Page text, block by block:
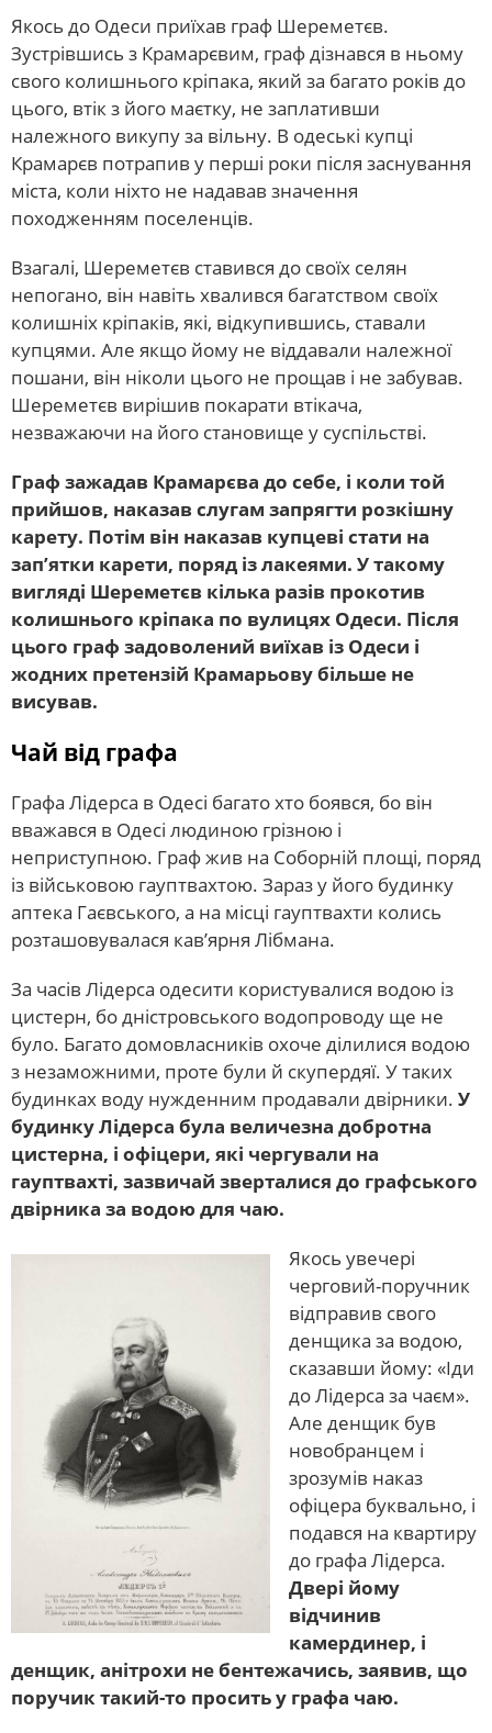
Якось до Одеси приїхав граф Шереметєв.
Зустрівшись з Крамарєвим, граф дізнався в ньому
свого колишнього кріпака, який за багато років до
цього, втік з його маєтку, не заплативши
належного викупу за вільну. В одеські купці
Крамарєв потрапив у перші роки після заснування
міста, коли ніхто не надавав значення
походженням поселенців.
Взагалі, Шереметєв ставився до своїх селян
непогано, він навіть хвалився багатством своїх
колишніх кріпаків, які, відкупившись, ставали
купцями. Але якщо йому не віддавали належної
пошани, він ніколи цього не прощав і не забував.
Шереметєв вирішив покарати втікача,
незважаючи на його становище у суспільстві.
Граф зажадав Крамарєва до себе, і коли той
прийшов, наказав слугам запрягти розкішну
карету. Потім він наказав купцеві стати на
зап’ятки карети, поряд із лакеями. У такому
вигляді Шереметєв кілька разів прокотив
колишнього кріпака по вулицях Одеси. Після
цього граф задоволений виїхав із Одеси і
жодних претензій Крамарьову більше не
висував.
Чай від графа
Графа Лідерса в Одесі багато хто боявся, бо він
вважався в Одесі людиною грізною і
неприступною. Граф жив на Соборній площі, поряд
із військовою гауптвахтою. Зараз у його будинку
аптека Гаєвського, а на місці гауптвахти колись
розташовувалася кав’ярня Лібмана.
За часів Лідерса одесити користувалися водою із
цистерн, бо дністровського водопроводу ще не
було. Багато домовласників охоче ділилися водою
з незаможними, проте були й скупердяї. У таких
будинках воду нужденним продавали двірники. У
будинку Лідерса була величезна добротна
цистерна, і офіцери, які чергували на
гауптвахті, зазвичай зверталися до графського
двірника за водою для чаю.
Якось увечері
черговий-поручник
відправив свого
денщика за водою,
сказавши йому: «Іди
до Лідерса за чаєм».
Але денщик був
новобранцем і
зрозумів наказ
офіцера буквально, і
подався на квартиру
до графа Лідерса.
Двері йому
відчинив
камердинер, і
денщик, анітрохи не бентежачись, заявив, що
поручик такий-то просить у графа чаю.